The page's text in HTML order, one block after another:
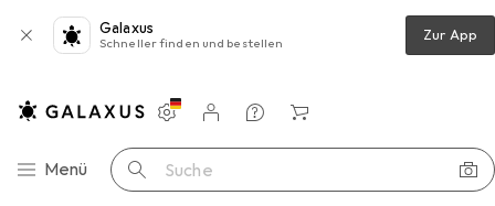
Galaxus
Schneller finden und bestellen Zur App
Navigation nach Kategorien
Menü Suche
Einstellungen
Kundenkonto
Vergleichslisten
Merklisten
Warenkorb